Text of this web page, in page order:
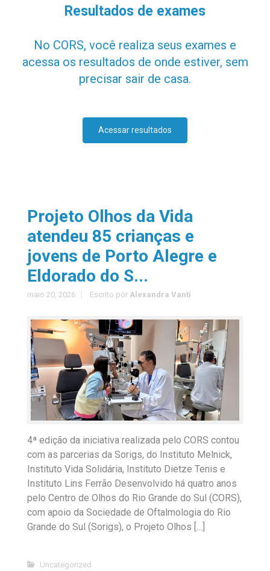
Resultados de exames
No CORS, você realiza seus exames e
acessa os resultados de onde estiver, sem
precisar sair de casa.
Acessar resultados
Projeto Olhos da Vida
atendeu 85 crianças e
jovens de Porto Alegre e
Eldorado do S...
maio 20, 2026 Escrito por Alexandra Vanti
4ª edição da iniciativa realizada pelo CORS contou
com as parcerias da Sorigs, do Instituto Melnick,
Instituto Vida Solidária, Instituto Dietze Tenis e
Instituto Lins Ferrão Desenvolvido há quatro anos
pelo Centro de Olhos do Rio Grande do Sul (CORS),
com apoio da Sociedade de Oftalmologia do Rio
Grande do Sul (Sorigs), o Projeto Olhos […]
Uncategorized